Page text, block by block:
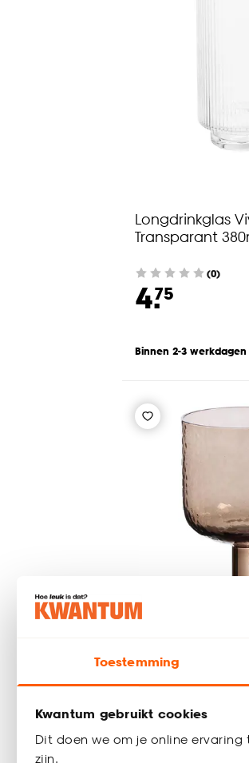
Toestemming
Kwantum gebruikt cookies
Dit doen we om je online
zijn.
Longdrinkglas
Transparant
(0)
4.75
Binnen 2-3
Wijnglas
4(1)